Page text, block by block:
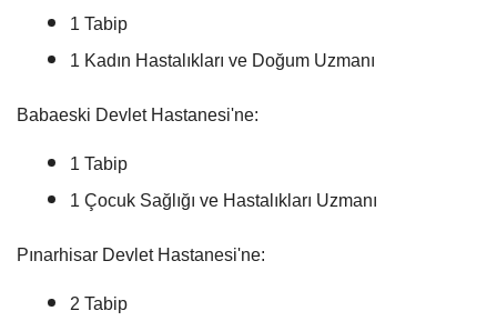
1 Tabip
1 Kadın Hastalıkları ve Doğum Uzmanı
Babaeski Devlet Hastanesi'ne:
1 Tabip
1 Çocuk Sağlığı ve Hastalıkları Uzmanı
Pınarhisar Devlet Hastanesi'ne:
2 Tabip